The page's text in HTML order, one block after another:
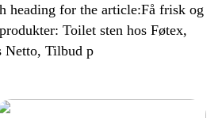
heading for the article:Få frisk og
Toilet sten hos Føtex,
Netto, Tilbud p